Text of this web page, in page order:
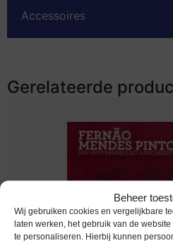
Beheer
Wij gebruiken cookies en vergelijkbare
laten werken, het gebruik van de
te personaliseren. Hierbij kunnen
Accessoires
Gerelateerde